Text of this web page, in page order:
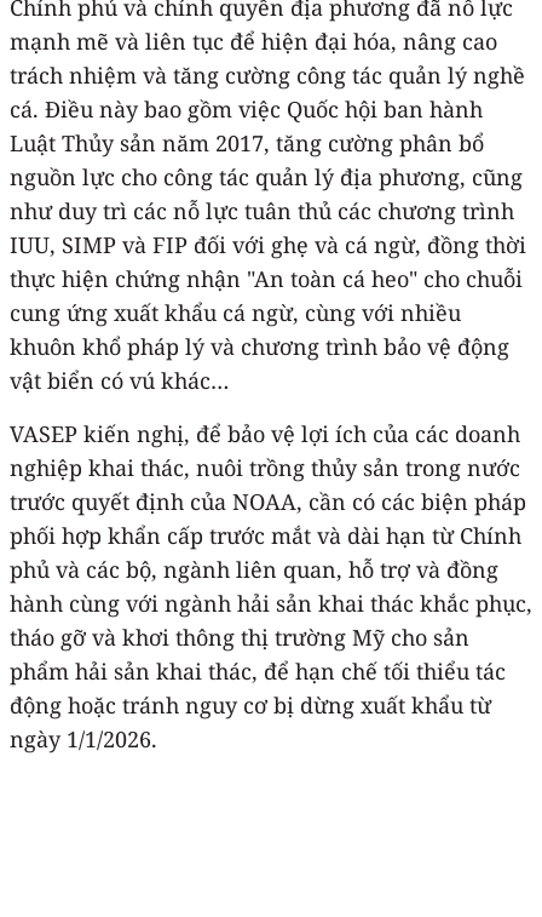
Chính phủ và chính quyền địa phương đã nỗ lực
mạnh mẽ và liên tục để hiện đại hóa, nâng cao
trách nhiệm và tăng cường công tác quản lý nghề
cá. Điều này bao gồm việc Quốc hội ban hành
Luật Thủy sản năm 2017, tăng cường phân bổ
nguồn lực cho công tác quản lý địa phương, cũng
như duy trì các nỗ lực tuân thủ các chương trình
IUU, SIMP và FIP đối với ghẹ và cá ngừ, đồng thời
thực hiện chứng nhận "An toàn cá heo" cho chuỗi
cung ứng xuất khẩu cá ngừ, cùng với nhiều
khuôn khổ pháp lý và chương trình bảo vệ động
vật biển có vú khác…
VASEP kiến nghị, để bảo vệ lợi ích của các doanh
nghiệp khai thác, nuôi trồng thủy sản trong nước
trước quyết định của NOAA, cần có các biện pháp
phối hợp khẩn cấp trước mắt và dài hạn từ Chính
phủ và các bộ, ngành liên quan, hỗ trợ và đồng
hành cùng với ngành hải sản khai thác khắc phục,
tháo gỡ và khơi thông thị trường Mỹ cho sản
phẩm hải sản khai thác, để hạn chế tối thiểu tác
động hoặc tránh nguy cơ bị dừng xuất khẩu từ
ngày 1/1/2026.